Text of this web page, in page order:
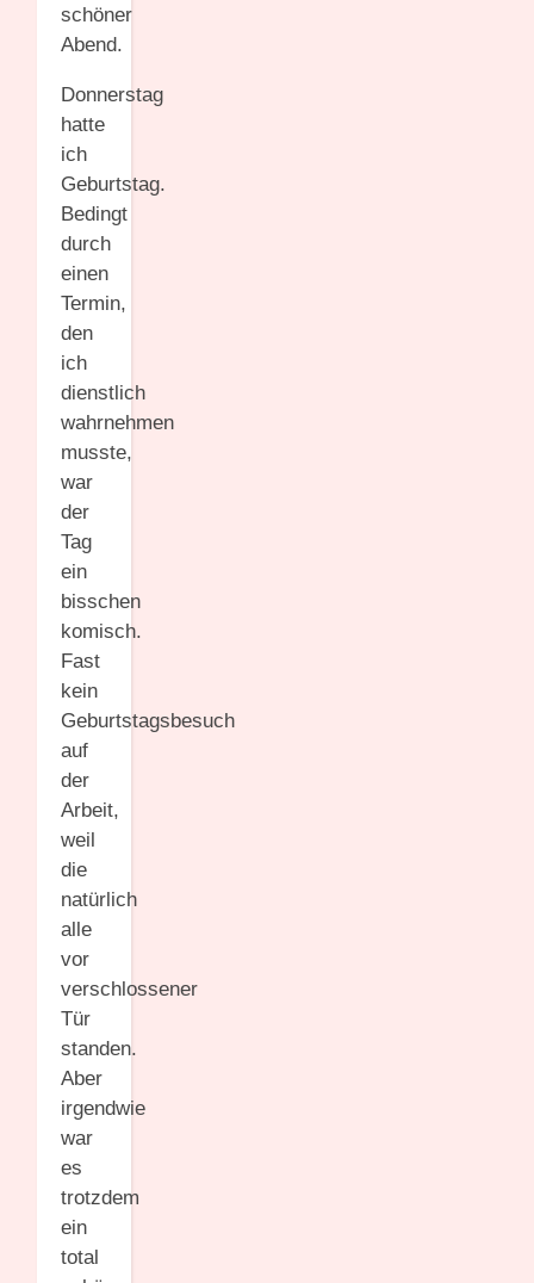
schöner
Abend.
Donnerstag
hatte
ich
Geburtstag.
Bedingt
durch
einen
Termin,
den
ich
dienstlich
wahrnehmen
musste,
war
der
Tag
ein
bisschen
komisch.
Fast
kein
Geburtstagsbesuch
auf
der
Arbeit,
weil
die
natürlich
alle
vor
verschlossener
Tür
standen.
Aber
irgendwie
war
es
trotzdem
ein
total